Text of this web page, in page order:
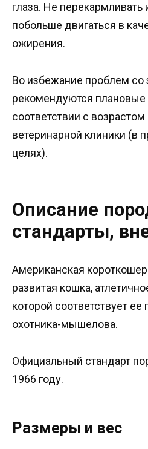
глаза. Не перекармливать
побольше двигаться в
ожирения.
Во избежание проблем со
рекомендуются плановые
соответствии с
ветеринарной клиники (в
целях).
Описание
стандарты,
Американская
развитая кошка,
которой соответствует
охотника-мышелова.
Официальный стандарт
1966 году.
Размеры и вес